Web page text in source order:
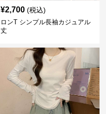
¥2,700 (税込)
ロンT シンプル長袖カジュアル
丈